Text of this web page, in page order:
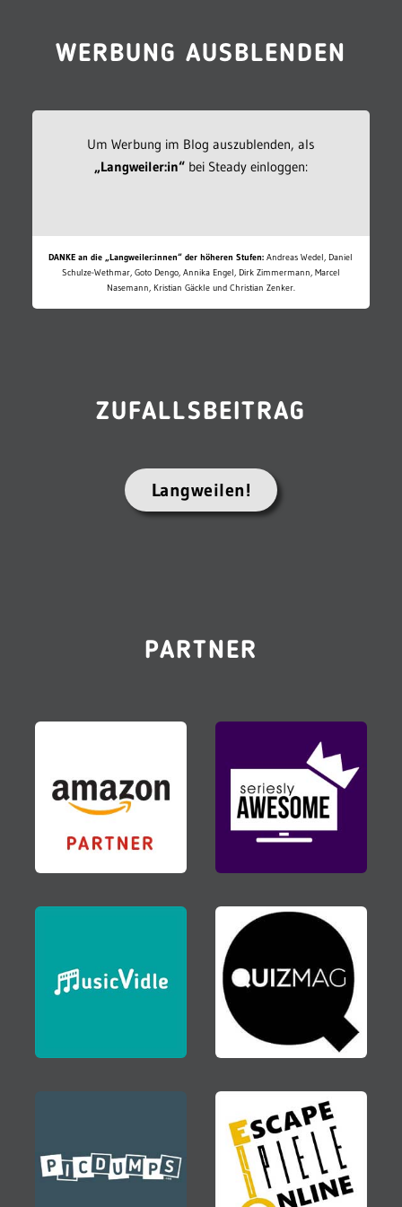
WERBUNG AUSBLENDEN
Um Werbung im Blog auszublenden, als
„Langweiler:in“bei Steady einloggen:
DANKE an die „Langweiler:innen“ der höheren Stufen: Andreas Wedel, Daniel
Schulze-Wethmar, Goto Dengo, Annika Engel, Dirk Zimmermann, Marcel
Nasemann, Kristian Gäckle und Christian Zenker.
ZUFALLSBEITRAG
Langweilen!
PARTNER